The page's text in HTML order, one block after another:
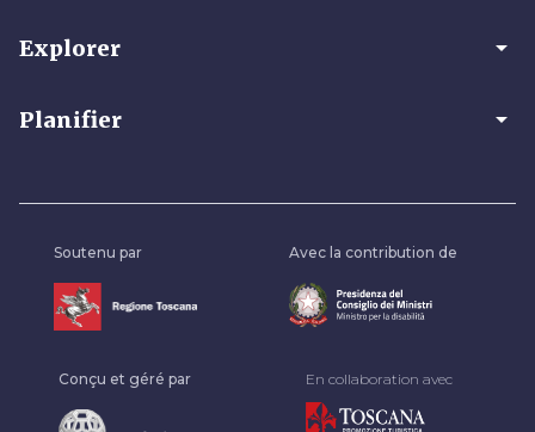
Explorer arrow_drop_down
Planifier arrow_drop_down
Soutenu par Avec la contribution de
Conçu et géré par En collaboration avec